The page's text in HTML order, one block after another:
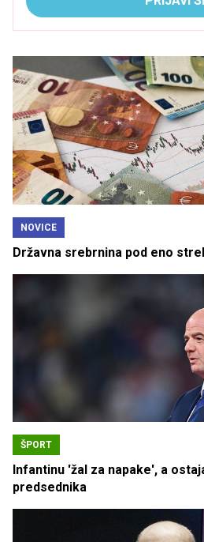
NOVICE
Državna srebrnina pod eno
ŠPORT
Infantinu 'žal za napake', a
predsednika